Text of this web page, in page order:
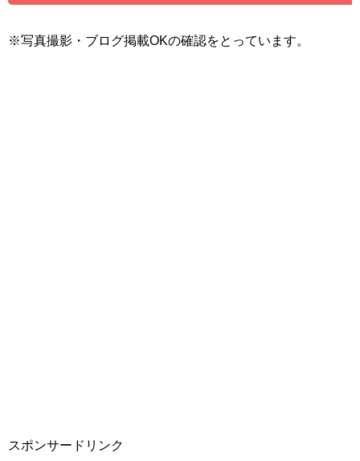
※写真撮影・ブログ掲載OKの確認をとっています。
スポンサードリンク